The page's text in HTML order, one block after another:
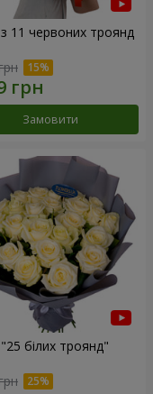
11 червоних троянд
Замовити
білих троянд"